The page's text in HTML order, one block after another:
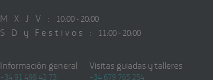
M X J V : 10:00 - 20:00
S D y Festivos : 11:00 - 20:00
Información general
+34 91 498 42 73
Visitas guiadas y talleres
+34 679 765 254